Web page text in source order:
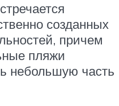
созданных
причем
пляжи
небольшую часть